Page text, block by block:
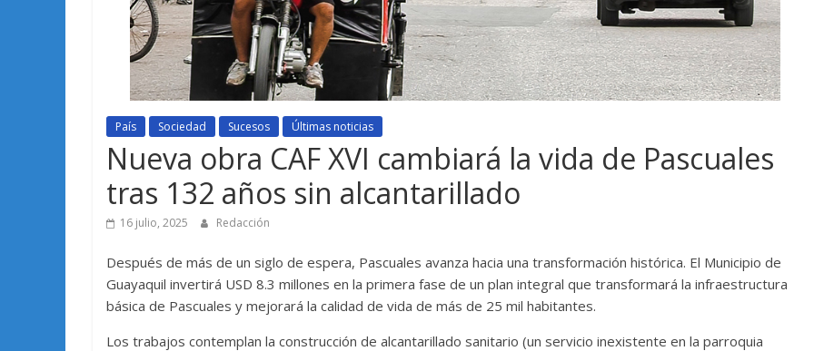
País Sociedad Sucesos Últimas noticias
Nueva obra CAF XVI cambiará la vida de Pascuales
tras 132 años sin alcantarillado
16 julio, 2025 Redacción
Después de más de un siglo de espera, Pascuales avanza hacia una transformación histórica. El Municipio de
Guayaquil invertirá USD 8.3 millones en la primera fase de un plan integral que transformará la infraestructura
básica de Pascuales y mejorará la calidad de vida de más de 25 mil habitantes.
Los trabajos contemplan la construcción de alcantarillado sanitario (un servicio inexistente en la parroquia